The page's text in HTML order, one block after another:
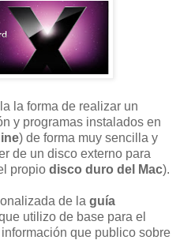
la forma de realizar un
y programas instalados en
) de forma muy sencilla y
de un disco externo para
propio disco duro del Mac).
de la guía
utilizo de base para el
que publico sobre